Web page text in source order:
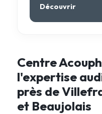
Découvrir
Centre
l'expertise
près de
et Beaujolais